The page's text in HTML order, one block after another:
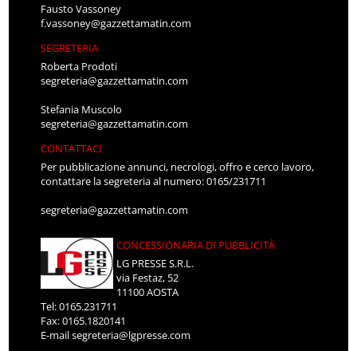
Fausto Vassoney
f.vassoney@gazzettamatin.com
SEGRETERIA
Roberta Prodoti
segreteria@gazzettamatin.com
Stefania Muscolo
segreteria@gazzettamatin.com
CONTATTACI
Per pubblicazione annunci, necrologi, offro e cerco lavoro,
contattare la segreteria al numero: 0165/231711
segreteria@gazzettamatin.com
CONCESSIONARIA DI PUBBLICITÀ
LG PRESSE S.R.L.
via Festaz, 52
11100 AOSTA
Tel: 0165.231711
Fax: 0165.1820141
E-mailsegreteria@lgpresse.com